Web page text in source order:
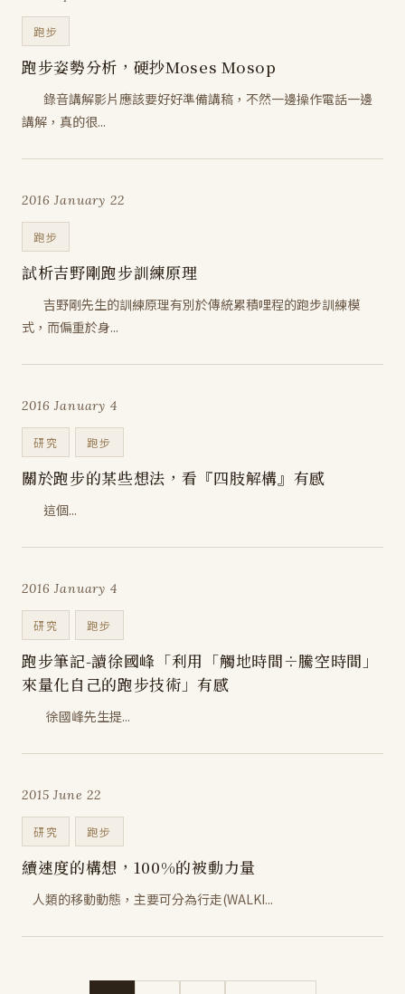
跑步
跑步姿勢分析，硬抄Moses Mosop
錄音講解影片應該要好好準備講稿，不然一邊操作電話一邊
講解，真的很...
2016 January 22
跑步
試析吉野剛跑步訓練原理
吉野剛先生的訓練原理有別於傳統累積哩程的跑步訓練模
式，而偏重於身...
2016 January 4
研究 跑步
關於跑步的某些想法，看『四肢解構』有感
這個...
2016 January 4
研究 跑步
跑步筆記-讀徐國峰「利用「觸地時間÷騰空時間」
來量化自己的跑步技術」有感
徐國峰先生提...
2015 June 22
研究 跑步
續速度的構想，100%的被動力量
人類的移動動態，主要可分為行走(WALKI...